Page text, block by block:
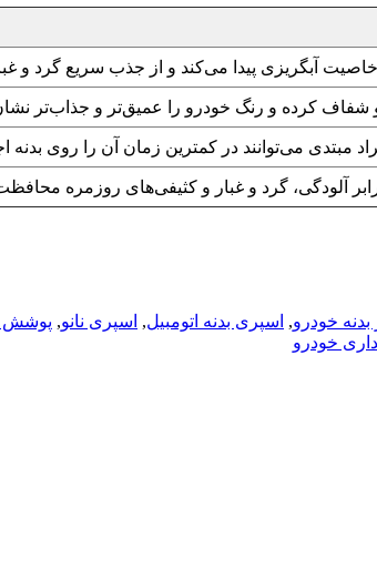
آبگریزی پیدا می‌کند و از جذب سریع گرد و
شفاف کرده و رنگ خودرو را عمیق‌تر و جذاب‌تر
مبتدی می‌توانند در کمترین زمان آن را روی بدنه
آلودگی، گرد و غبار و کثیفی‌های روزمره
بدنه خودرو, اسپری بدنه اتومبیل, اسپری نانو, پوشش
خودرو